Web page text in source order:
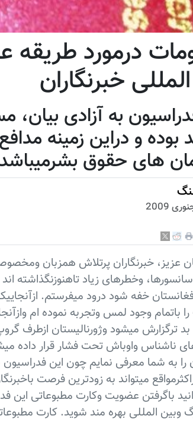
درمورد طریقه
خبرنگاران
به آزادی
بوده و دراین زمینه
های حقوق بشرمیباشد
عزیز، خبرنگاران پرتلاش همزبان
وخطرهای زیاد
خفه شود درود میفرستم.
باتمام وجود لمس وتجربه نموده ام
ترگزارش میشود وژورنالیستان ازطرف
ناشناس واوباش تحت فشار قرار داده
را به شما معرفی نمایم چون این
میتواند به زودترین فرصت
باگرفتن عضویت وکارت مطبوعاتی این
وبین المللی بهره مند شوید. کارت